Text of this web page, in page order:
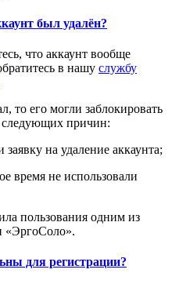
был удалён?
что аккаунт вообще
в нашу службу
то его могли заблокировать
следующих причин:
заявку на удаление аккаунта;
время не использовали
пользования одним из
«ЭргоСоло».
для регистрации?